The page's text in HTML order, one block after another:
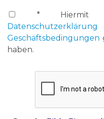
* Hiermit
Datenschutzerklärung
Geschäftsbedingungen
haben.